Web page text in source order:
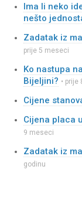
Ima li neko
nešto
Zadatak iz
prije 5 meseci
Ko nastupa
Bijeljini? • prije
Cijene
Cijena placa
9 meseci
Zadatak iz
godinu